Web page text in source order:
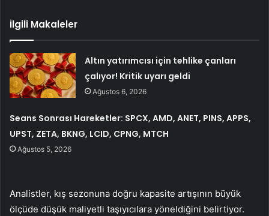
İlgili Makaleler
Altın yatırımcısı için tehlike çanları
çalıyor! Kritik uyarı geldi
Ağustos 6, 2026
Seans Sonrası Hareketler: SPCX, AMD, ANET, PINS, APPS,
UPST, ZETA, BKNG, LCID, CPNG, MTCH
Ağustos 5, 2026
Analistler, kış sezonuna doğru kapasite artışının büyük
ölçüde düşük maliyetli taşıyıcılara yöneldiğini belirtiyor.